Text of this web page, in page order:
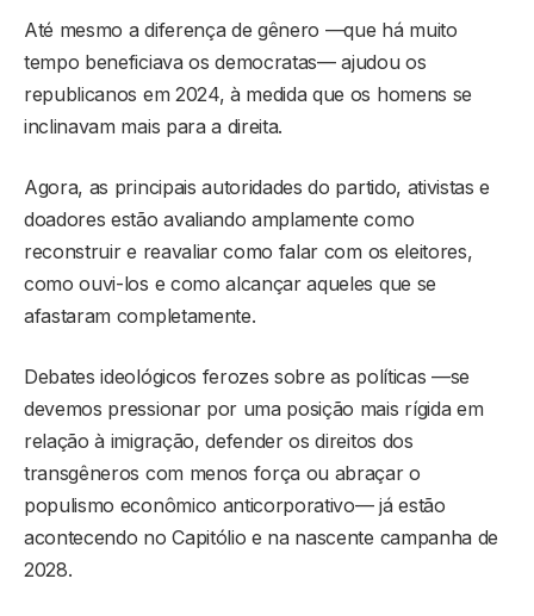
Até mesmo a diferença de gênero —que há muito
tempo beneficiava os democratas— ajudou os
republicanos em 2024, à medida que os homens se
inclinavam mais para a direita.
Agora, as principais autoridades do partido, ativistas e
doadores estão avaliando amplamente como
reconstruir e reavaliar como falar com os eleitores,
como ouvi-los e como alcançar aqueles que se
afastaram completamente.
Debates ideológicos ferozes sobre as políticas —se
devemos pressionar por uma posição mais rígida em
relação à imigração, defender os direitos dos
transgêneros com menos força ou abraçar o
populismo econômico anticorporativo— já estão
acontecendo no Capitólio e na nascente campanha de
2028.